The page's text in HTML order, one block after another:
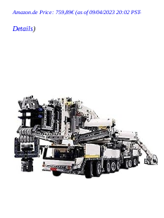
Amazon.de Price: 759,89€(as of 09/04/2023 20:02 PST-
Details)